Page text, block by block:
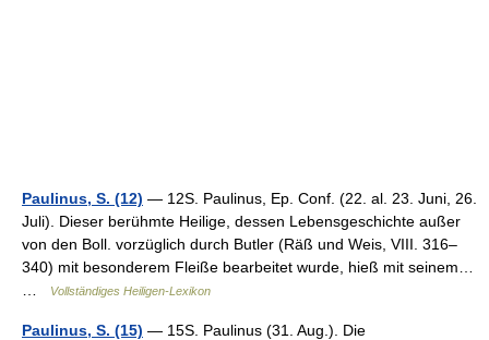
Paulinus, S. (12) — 12S. Paulinus, Ep. Conf. (22. al. 23. Juni, 26.
Juli). Dieser berühmte Heilige, dessen Lebensgeschichte außer
von den Boll. vorzüglich durch Butler (Räß und Weis, VIII. 316–
340) mit besonderem Fleiße bearbeitet wurde, hieß mit seinem…
Vollständiges Heiligen-Lexikon
Paulinus, S. (15) — 15S. Paulinus (31. Aug.). Die